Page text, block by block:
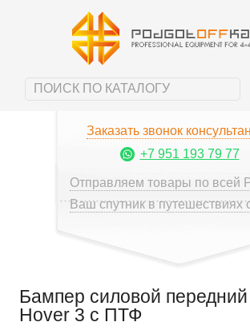
Заказать звонок
+7 951 193 79 77
Отправляем товары по всей
Ваш спутник в путешествиях
Бампер силовой
Hover 3 с ПТФ